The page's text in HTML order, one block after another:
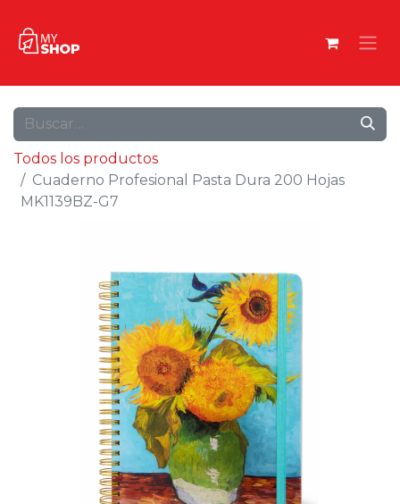
Todos los productos
Cuaderno Profesional Pasta Dura 200 Hojas
MK1139BZ-G7